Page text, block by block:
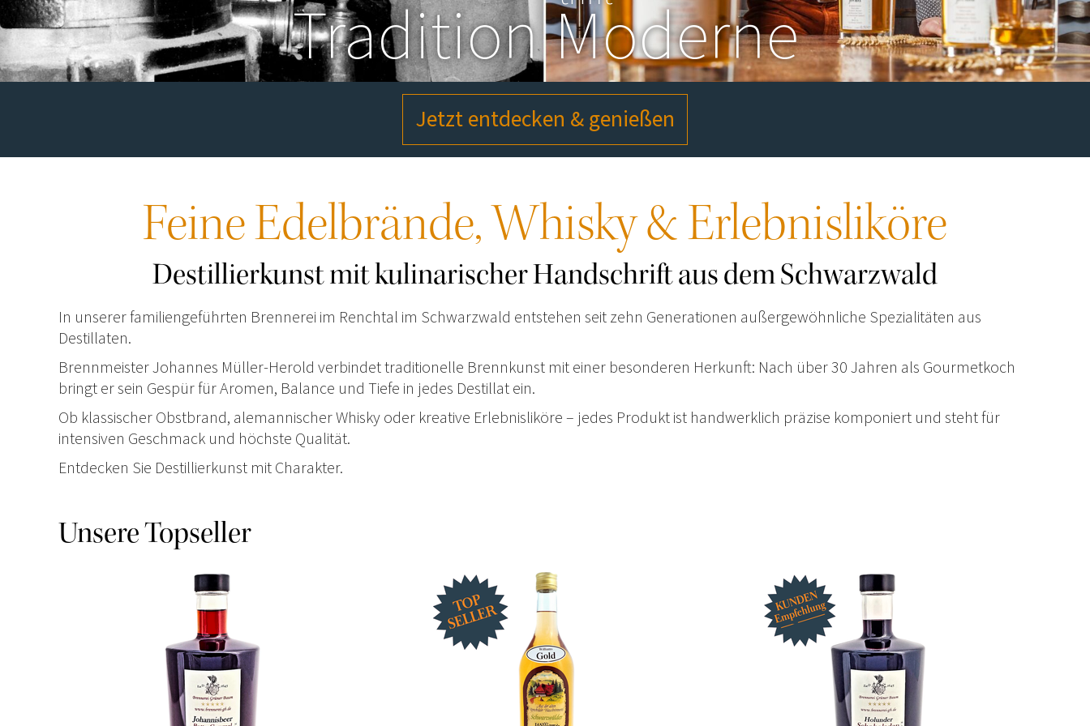
Angebote
Flaschenpost
Shop
Impressum Datenschutz AGB
TraditionModerne
Jetzt entdecken & genießen
Feine Edelbrände, Whisky & Erlebnisliköre
Destillierkunst mit kulinarischer Handschrift aus dem Schwarzwald
In unserer familiengeführten Brennerei im Renchtal im Schwarzwald entstehen seit zehn Generationen außergewöhnliche Spezialitäten aus
Destillaten.
Brennmeister Johannes Müller-Herold verbindet traditionelle Brennkunst mit einer besonderen Herkunft: Nach über 30 Jahren als Gourmetkoch
bringt er sein Gespür für Aromen, Balance und Tiefe in jedes Destillat ein.
Ob klassischer Obstbrand, alemannischer Whisky oder kreative Erlebnisliköre – jedes Produkt ist handwerklich präzise komponiert und steht für
intensiven Geschmack und höchste Qualität.
Entdecken Sie Destillierkunst mit Charakter.
Unsere Topseller